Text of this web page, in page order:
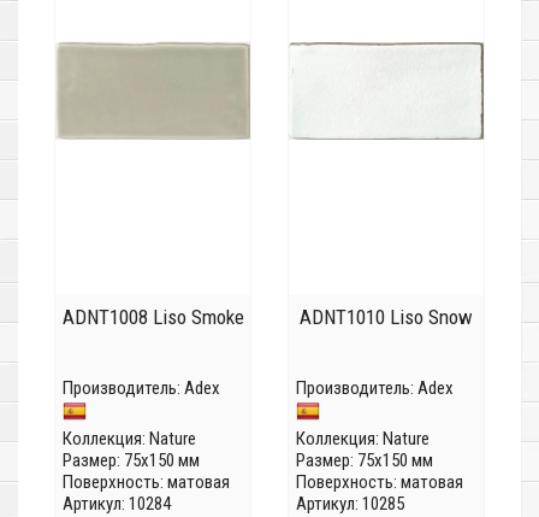
ADNT1008 Liso Smoke
Производитель: Adex
Коллекция: Nature
Размер: 75x150 мм
Поверхность: матовая
Артикул: 10284
ADNT1010 Liso Snow
Производитель: Adex
Коллекция: Nature
Размер: 75x150 мм
Поверхность: матовая
Артикул: 10285